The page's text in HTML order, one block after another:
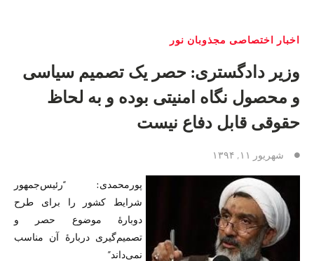
اخبار اختصاصی مجذوبان نور
وزیر دادگستری: حصر یک تصمیم سیاسی
و محصول نگاه امنیتی بوده و به لحاظ
حقوقی قابل دفاع نیست
شهریور ۱۱, ۱۳۹۴
پورمحمدی: “رئیس‌جمهور
شرایط کشور را برای طرح
دوبارهٔ موضوع حصر و
تصمیم‌گیری دربارهٔ آن مناسب
نمی‌داند”